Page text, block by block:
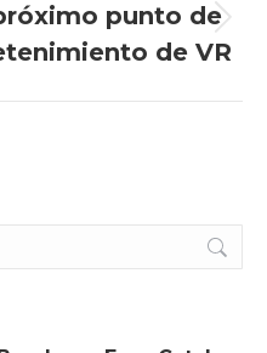
punto de
de VR